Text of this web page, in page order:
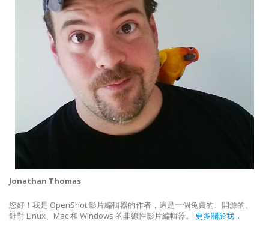
Jonathan Thomas
您好！我是 OpenShot 影片編輯器的作者，這是一個免費的、開源的、
針對 Linux、Mac 和 Windows 的非線性影片編輯器。 更多關於我...